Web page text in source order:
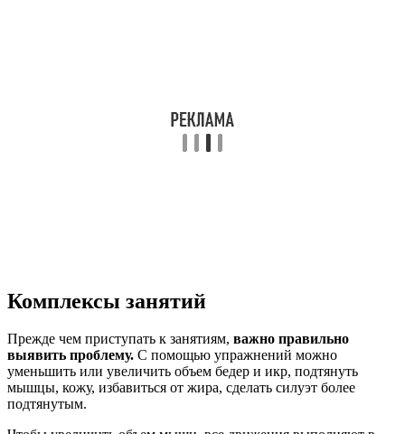
Комплексы занятий
Прежде чем приступать к занятиям, важно правильно
выявить проблему. С помощью упражнений можно
уменьшить или увеличить объем бедер и икр, подтянуть
мышцы, кожу, избавиться от жира, сделать силуэт более
подтянутым.